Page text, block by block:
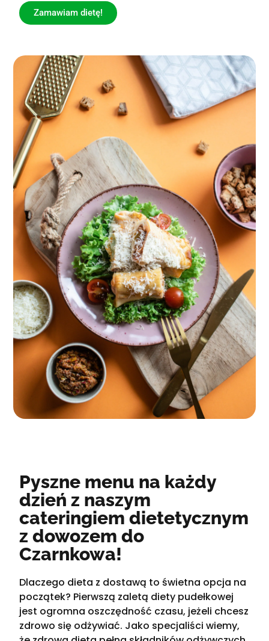
Zamawiam dietę!
Pyszne menu na każdy
dzień z naszym
cateringiem dietetycznym
z dowozem do
Czarnkowa!
Dlaczego dieta z dostawą to świetna opcja na
początek? Pierwszą zaletą diety pudełkowej
jest ogromna oszczędność czasu, jeżeli chcesz
zdrowo się odżywiać. Jako specjaliści wiemy,